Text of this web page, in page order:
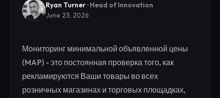
Ryan Turner · Head of Innovation
June 23, 2026
Мониторинг минимальной объявленной цены
(MAP) - это постоянная проверка того, как
рекламируются Ваши товары во всех
розничных магазинах и торговых площадках,